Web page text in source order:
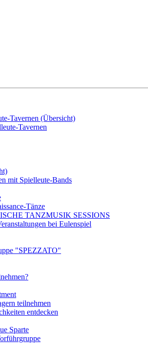
Tavernen (Übersicht)
Tavernen
mit Spielleute-Bands
Tänze
TANZMUSIK SESSIONS
bei Eulenspiel
"SPEZZATO"
teilnehmen
entdecken
Sparte